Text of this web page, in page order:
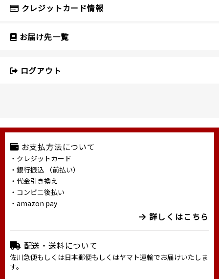
クレジットカード情報
お届け先一覧
ログアウト
お支払方法について
・クレジットカード
・銀行振込 （前払い）
・代金引き換え
・コンビニ後払い
・amazon pay
詳しくはこちら
配送・送料について
佐川急便もしくは日本郵便もしくはヤマト運輸でお届けいたしま
す。